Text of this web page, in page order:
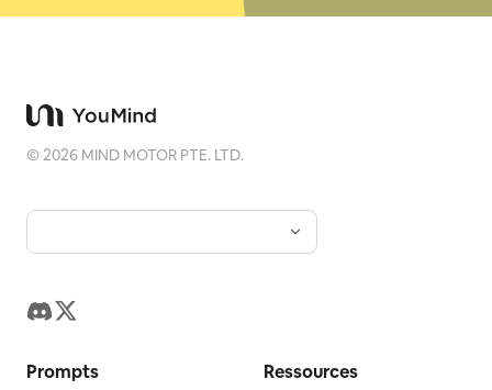
©2026 MIND MOTOR PTE. LTD.
Prompts Ressources